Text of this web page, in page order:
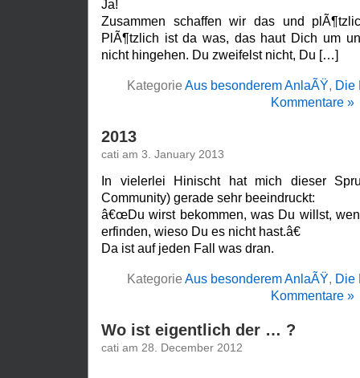
Ja!
Zusammen schaffen wir das und
PlÃ¶tzlich ist da was, das haut Dich um
nicht hingehen. Du zweifelst nicht, Du […]
Kategorie Aus besonderem AnlaÃŸ, Die
Kommentare »
2013
cati am 3. January 2013
In vielerlei Hinischt hat mich dieser
Community) gerade sehr beeindruckt:
â€œDu wirst bekommen, was Du willst,
erfinden, wieso Du es nicht hast.â€
Da ist auf jeden Fall was dran.
Kategorie Aus besonderem AnlaÃŸ, Die
Kommentare »
Wo ist eigentlich der … ?
cati am 28. December 2012